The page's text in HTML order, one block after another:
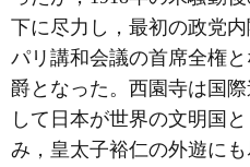
下に尽力し，最初の政党
パリ講和会議の首席全権
爵となった。西園寺は国
して日本が世界の文明国
み，皇太子裕仁の外遊に